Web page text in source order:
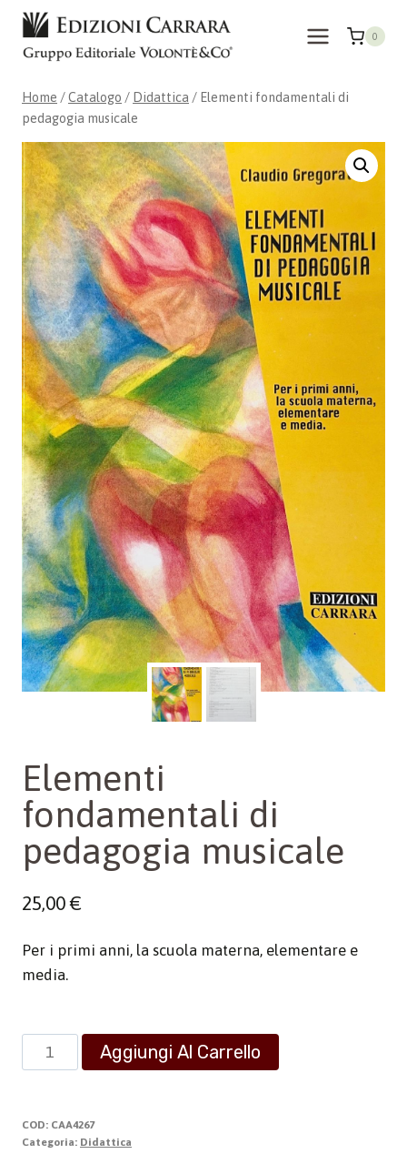
Salta
contenuto
0
Home /Catalogo / Didattica / Elementi fondamentali di
pedagogia musicale
Elementi
fondamentali di
pedagogia musicale
25,00€
Per i primi anni, la scuola materna, elementare e
media.
Elementi
fondamentali
pedagogia
musicale
Aggiungi Al Carrello
COD: CAA4267
Categoria: Didattica